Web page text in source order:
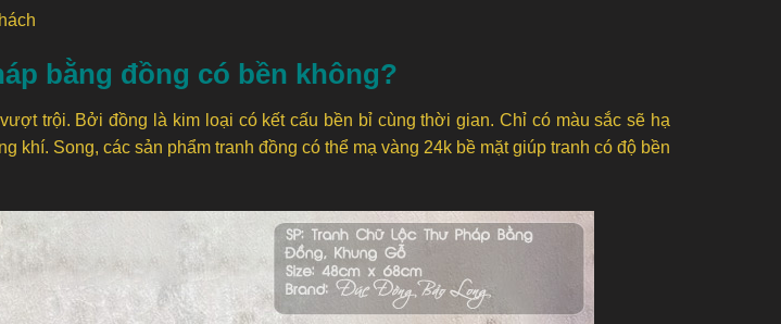
bằng đồng có bền không?
trội. Bởi đồng là kim loại có kết cấu bền bỉ cùng thời gian. Chỉ có màu sắc sẽ hạ
khí. Song, các sản phẩm tranh đồng có thể mạ vàng 24k bề mặt giúp tranh có độ bền